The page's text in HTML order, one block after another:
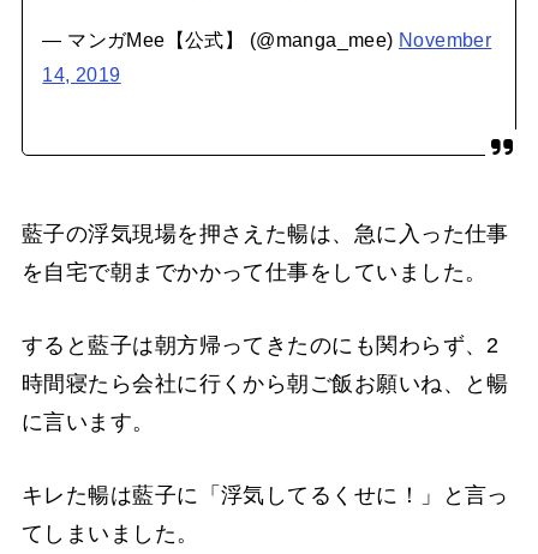
— マンガMee【公式】 (@manga_mee) November
14, 2019
藍子の浮気現場を押さえた暢は、急に入った仕事
を自宅で朝までかかって仕事をしていました。
すると藍子は朝方帰ってきたのにも関わらず、2
時間寝たら会社に行くから朝ご飯お願いね、と暢
に言います。
キレた暢は藍子に「浮気してるくせに！」と言っ
てしまいました。